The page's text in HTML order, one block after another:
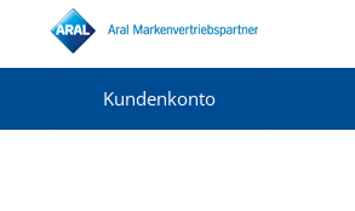
Kundenkonto